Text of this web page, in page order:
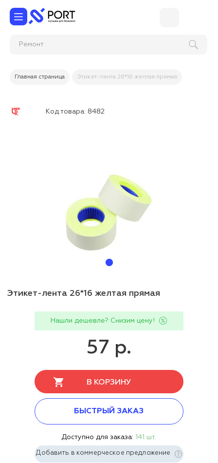
Рем
Главная страница Этикет-лента 26*16 желтая прямая
Код товара: 8482
Этикет-лента 26*16 желтая прямая
Нашли дешевле? Снизим цену!
57 р.
В КОРЗИНУ
БЫСТРЫЙ ЗАКАЗ
Доступно для заказа: 141 шт.
Добавить в коммерческое предложение